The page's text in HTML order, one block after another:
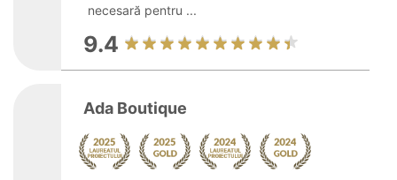
necesară pentru ...
9.4
Ada Boutique